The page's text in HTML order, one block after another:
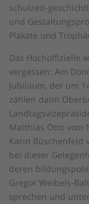
schulzeit-
und
Plakate und
Das Hochoffizielle
vergessen: Am
Jubiläum, der um
zählen dann
Matthias Otto vom
Karin Büschenfeld
bei dieser
deren
Gregor Weibels-
sprechen und